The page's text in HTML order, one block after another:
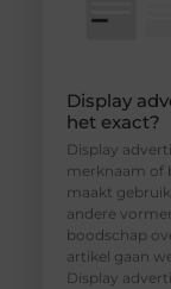
Display
het exact?
Display
merknaam of
maakt gebruik
andere
boodschap
artikel gaan
Display